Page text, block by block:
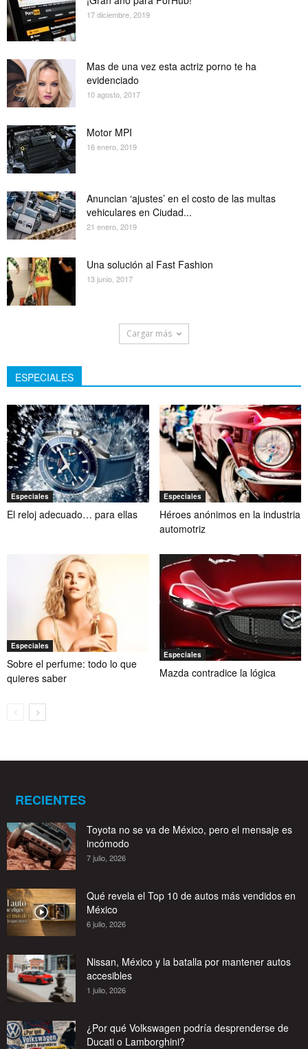
17 diciembre, 2019
Mas de una vez esta actriz porno te ha
evidenciado
10 agosto, 2017
Motor MPI
16 enero, 2019
Anuncian ‘ajustes’ en el costo de las multas
vehiculares en Ciudad...
21 enero, 2019
Una solución al Fast Fashion
13 junio, 2017
Cargar más
ESPECIALES
Especiales
El reloj adecuado… para ellas
Especiales
Héroes anónimos en la industria
automotriz
Especiales
Sobre el perfume: todo lo que
quieres saber
Especiales
Mazda contradice la lógica
RECIENTES
Toyota no se va de México, pero el mensaje es
incómodo
7 julio, 2026
Qué revela el Top 10 de autos más vendidos en
México
6 julio, 2026
Nissan, México y la batalla por mantener autos
accesibles
1 julio, 2026
¿Por qué Volkswagen podría desprenderse de
Ducati o Lamborghini?